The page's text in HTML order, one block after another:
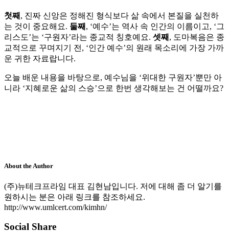
첫째 , 진짜 신앙은 정해진 형식보다 삶 속에서 본질을 실천하
는 것이 중요해요. 둘째 , ‘예수’는 역사 속 인간의 이름이고, ‘그
리스도’는 ‘구원자’라는 종교적 칭호예요. 셋째 , 도마복음은 종
교적으로 꾸며지기 전, ‘인간 예수’의 원래 목소리에 가장 가까
운 귀한 자료랍니다.
오늘 배운 내용을 바탕으로, 예수님을 ‘위대한 구원자’뿐만 아
니라 ‘지혜로운 삶의 스승’으로 한번 생각해보는 건 어떨까요?
About the Author
(주)뉴테크프라임 대표 김현남입니다. 저에 대해 좀 더 알기를
원하시는 분은 아래 링크를 참조하세요.
http://www.umlcert.com/kimhn/
Social Share